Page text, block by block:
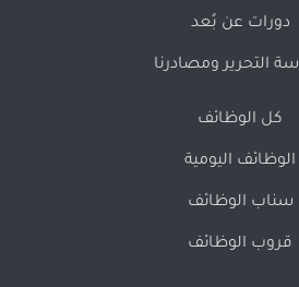
دورات عن بُعد
التحرير ومصادرنا
كل الوظائف
الوظائف اليومية
سناب الوظائف
قروب الوظائف